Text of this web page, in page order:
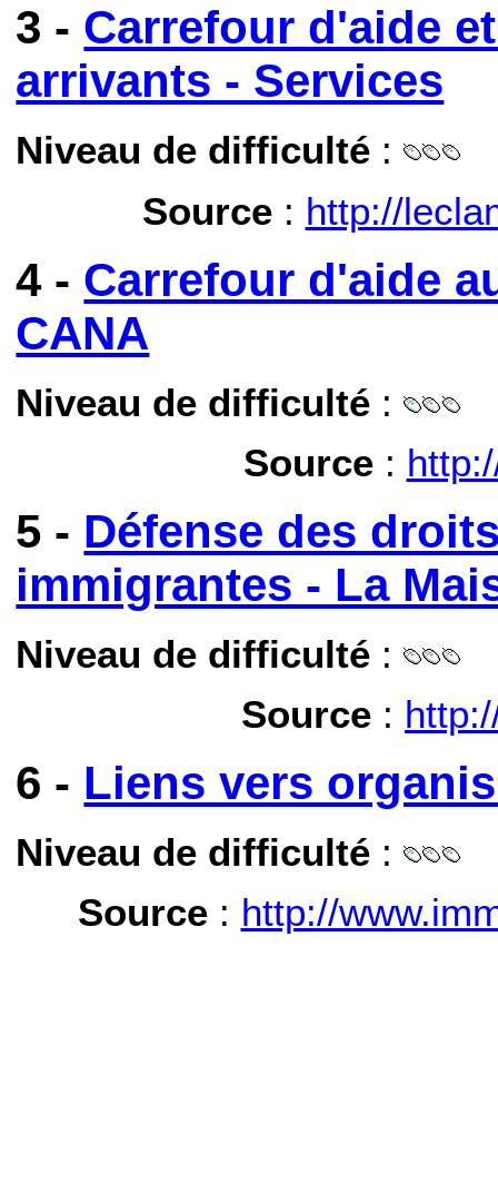
3 - Carrefour d'aide
arrivants - Services
Niveau de difficulté :
Source: http://
4 - Carrefour d'aide
CANA
Niveau de difficulté :
Source:
5 - Défense des
immigrantes - La
Niveau de difficulté :
Source :
6 - Liens vers
Niveau de difficulté :
Source: http://